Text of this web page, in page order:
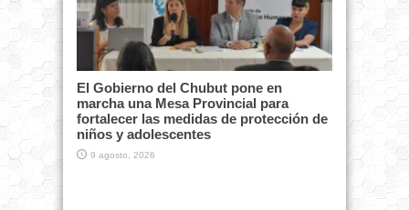
El Gobierno del Chubut pone en
marcha una Mesa Provincial para
fortalecer las medidas de protección de
niños y adolescentes
9 agosto, 2026